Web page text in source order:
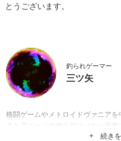
とうございます。
釣られゲーマー
三ツ矢
格闘ゲームやメトロイドヴァニアを
ストアページの紳士向けバナー画像
+ 続き